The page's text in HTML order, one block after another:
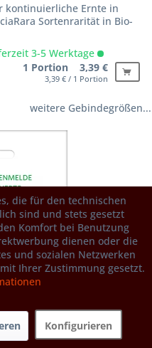
kontinuierliche Ernte in
Sortenrarität in Bio-
3-5 Werktage
1 Portion 3,39 €
3,39 € / 1 Portion
weitere Gebindegrößen...
die für den technischen
sind und stets gesetzt
Komfort bei Benutzung
dienen oder die
und sozialen Netzwerken
Ihrer Zustimmung gesetzt.
Konfigurieren